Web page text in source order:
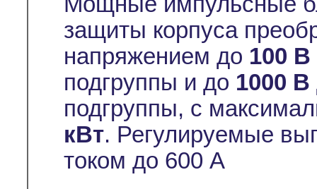
защиты корпуса
напряжением до 100 В
подгруппы и до 1000 В
подгруппы, с
кВт. Регулируемые
током до 600 А